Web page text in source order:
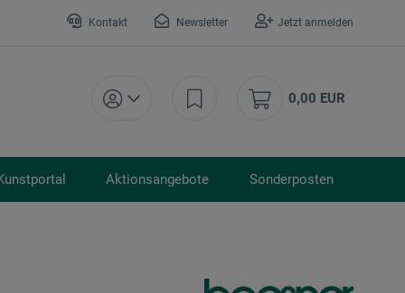
Kontakt Newsletter Jetzt anmelden
0,00 EUR
Aktionsangebote Sonderposten